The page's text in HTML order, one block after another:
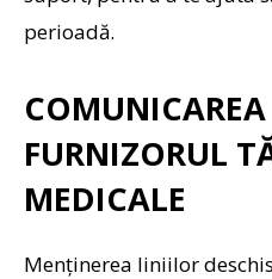
perioadă.
COMUNICAREA
FURNIZORUL
MEDICALE
Menținerea liniilor